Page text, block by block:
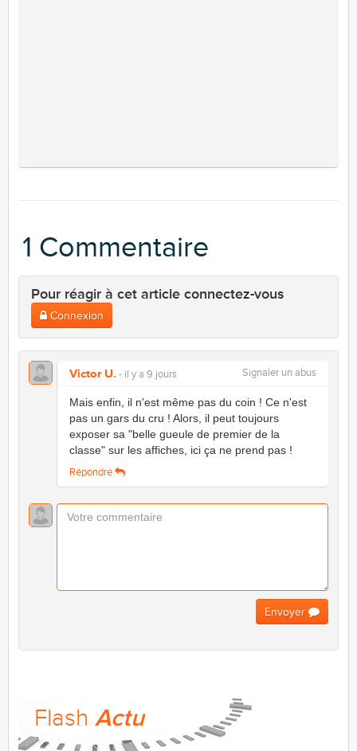
1 Commentaire
Pour réagir à cet article connectez-vous
Connexion
Victor U. - il y a 9 jours Signaler un abus
Mais enfin, il n'est même pas du coin ! Ce n'est
pas un gars du cru ! Alors, il peut toujours
exposer sa "belle gueule de premier de la
classe" sur les affiches, ici ça ne prend pas !
Répondre
Envoyer
Flash Actu